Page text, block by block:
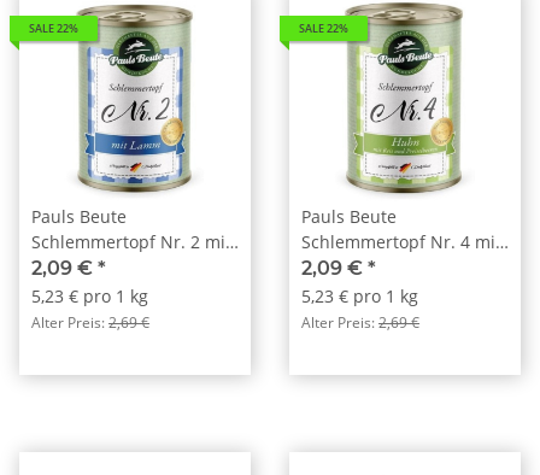
SALE 22%
Pauls Beute
Schlemmertopf Nr. 2 mit
Lamm 400g
2,09 € *
5,23 € pro 1 kg
Alter Preis:2,69 €
SALE 22%
Pauls Beute
Schlemmertopf Nr. 4 mit
Huhn 400g
2,09 € *
5,23 € pro 1 kg
Alter Preis:2,69 €